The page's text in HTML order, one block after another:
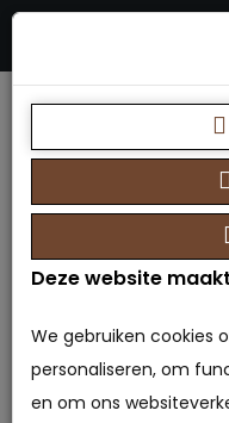
Boxspring met
Opberg boxspring
Deze website
We gebruiken cookies
personaliseren, om
en om ons